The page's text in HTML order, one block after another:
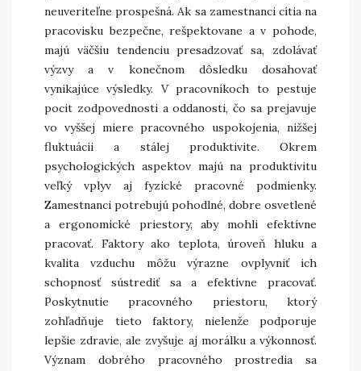
neuveriteľne prospešná. Ak sa zamestnanci cítia na
pracovisku bezpečne, rešpektovane a v pohode,
majú väčšiu tendenciu presadzovať sa, zdolávať
výzvy a v konečnom dôsledku dosahovať
vynikajúce výsledky. V pracovníkoch to pestuje
pocit zodpovednosti a oddanosti, čo sa prejavuje
vo vyššej miere pracovného uspokojenia, nižšej
fluktuácii a stálej produktivite. Okrem
psychologických aspektov majú na produktivitu
veľký vplyv aj fyzické pracovné podmienky.
Zamestnanci potrebujú pohodlné, dobre osvetlené
a ergonomické priestory, aby mohli efektívne
pracovať. Faktory ako teplota, úroveň hluku a
kvalita vzduchu môžu výrazne ovplyvniť ich
schopnosť sústrediť sa a efektívne pracovať.
Poskytnutie pracovného priestoru, ktorý
zohľadňuje tieto faktory, nielenže podporuje
lepšie zdravie, ale zvyšuje aj morálku a výkonnosť.
Význam dobrého pracovného prostredia sa